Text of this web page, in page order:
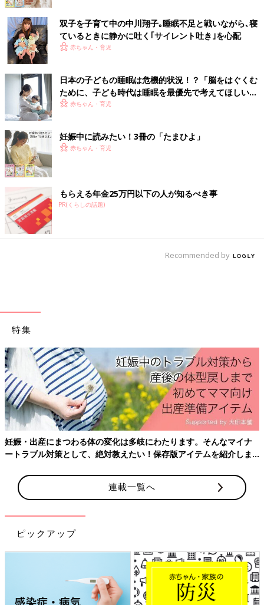
を教えてあげてくださいね。
Q:保育園通いスタート、就寝時間どうすれば？
Ｑ：4月から
時間が遅くなることは確実。今のうちから寝る時間をずらしたほ
うがいいですか？（5カ月・男の子のママ）
星野先生：寝つきというのは「一日の結果」で、その日の活動量
や昼寝の時間によって決まります。保育園に通い始めたら自然と
通園ペースに合わせた睡眠リズムに移行するので、あえて今から
遅く寝ることはしなくてもいいでしょう。復職後もできるだけ早
寝をするのが理想的。おふろから上がってそのまま布団に連れて
【医師監修】「赤ちゃんから早起きにな
小児神経科医の星野恭子先生の講演会がありま
ママたちの記した睡眠表を確認しながら、明るい語り口調で質問
に解答する星野先生。講演会に参加していたほとんどのママが早
起き・早寝を実践していて、それゆえに睡眠リズムが乱れること
を心配する声が目立ちました。星野先生は「睡眠リズムはざっく
りと考えていい、成長によってどんどん変化するので、早起き・
早寝きができていれば必要以上の心配はしないで」と的確にアド
バイス。相談会のあとも星野先生に質問をしたり参加者同士で記
念撮影をしたりと、和やかなムードでイベントは終了しました。
双子を子育て中の中川翔子｡睡眠不足と戦いながら､寝
ているときに静かに吐く｢サイレント吐き｣を心配
赤ちゃん・育児
日本の子どもの睡眠は危機的状況！？「脳をはぐくむ
ために、子ども時代は睡眠を最優先で考えてほしい」
【乳幼児睡眠コンサルタント】
赤ちゃん・育児
妊娠中に読みたい！3冊の「たまひよ」
赤ちゃん・育児
もらえる年金25万円以下の人が知るべき事
PR(くらしの話題)
Recommended by
特集
多岐にわたります。そんなマイナ
たい！保存版アイテムを紹介しま
産後はお世話で大忙し、出産
ておきたいことをわかりやす
連載一覧へ
ピックアップ